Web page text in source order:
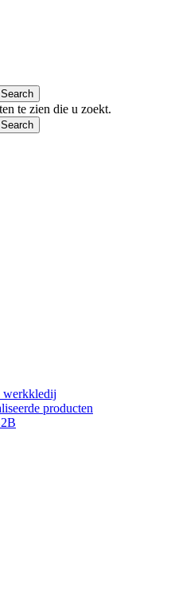
Search
te zien die u zoekt.
Search
werkkledij
producten